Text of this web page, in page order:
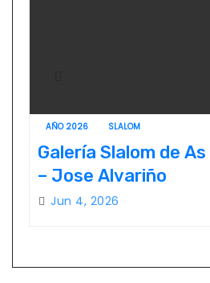
AÑO 2026 SLALOM
Galería Slalom de
– Jose Alvariño
Jun 4, 2026